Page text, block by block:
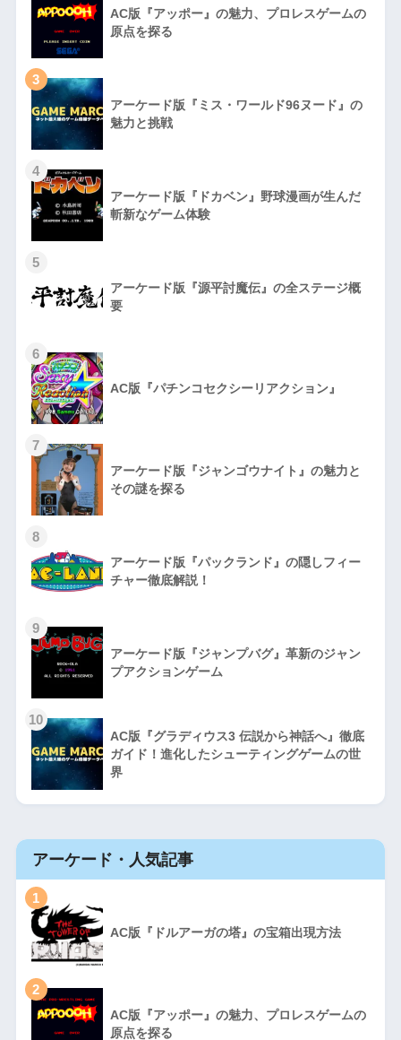
AC版『アッポー』の魅力、プロレスゲームの
原点を探る
3
アーケード版『ミス・ワールド96ヌード』の
魅力と挑戦
4
アーケード版『ドカベン』野球漫画が生んだ
斬新なゲーム体験
5
アーケード版『源平討魔伝』の全ステージ概
要
6
AC版『パチンコセクシーリアクション』
7
アーケード版『ジャンゴウナイト』の魅力と
その謎を探る
8
アーケード版『パックランド』の隠しフィー
チャー徹底解説！
9
アーケード版『ジャンプバグ』革新のジャン
プアクションゲーム
10
AC版『グラディウス3 伝説から神話へ』徹底
ガイド！進化したシューティングゲームの世
界
アーケード・人気記事
1
AC版『ドルアーガの塔』の宝箱出現方法
2
AC版『アッポー』の魅力、プロレスゲームの
原点を探る